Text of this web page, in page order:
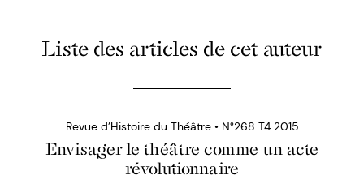
Liste des articles de cet auteur
Revue d’Histoire du Théâtre • N°268 T4 2015
Envisager le théâtre comme un acte
révolutionnaire